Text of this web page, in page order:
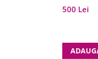
500 Lei